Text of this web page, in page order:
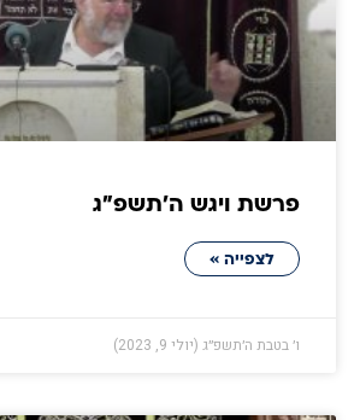
פרשת ויגש ה׳תשפ״ג
לצפייה »
ו׳ בטבת ה׳תשפ״ג (יולי 9, 2023)